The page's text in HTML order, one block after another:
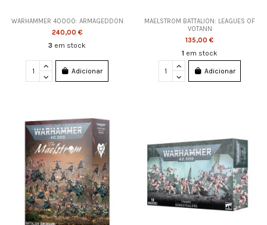
WARHAMMER 40000: ARMAGEDDON
240,00 €
3 em stock
Adicionar
MAELSTROM BATTALION: LEAGUES OF
VOTANN
135,00 €
1 em stock
Adicionar